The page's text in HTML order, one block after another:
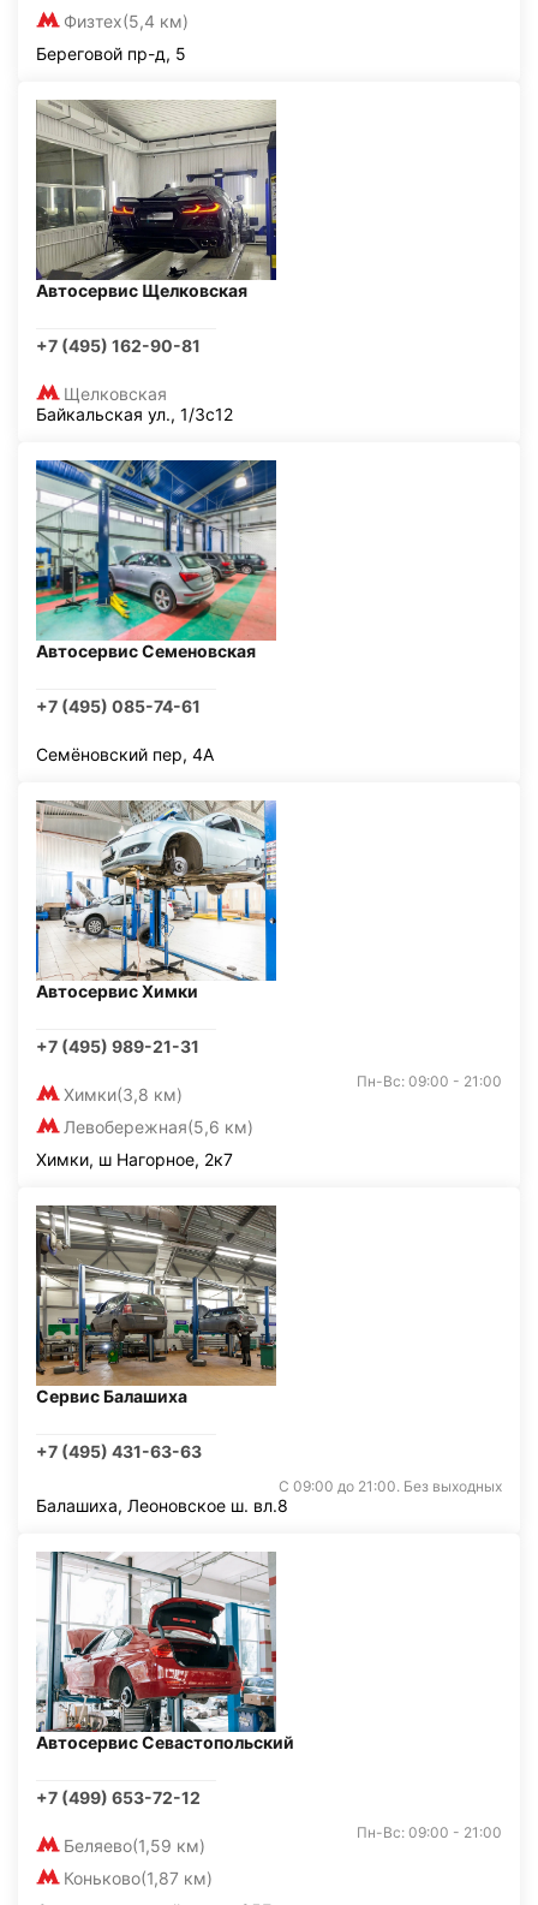
Физтех(5,4 км)
Береговой пр-д, 5
Автосервис Щелковская
+7 (495) 162-90-81
Щелковская
Байкальская ул., 1/3с12
Автосервис Семеновская
+7 (495) 085-74-61
Семёновский пер, 4А
Автосервис Химки
+7 (495) 989-21-31
Химки(3,8 км)
Левобережная(5,6 км)
Пн-Вс: 09:00 - 21:00
Химки, ш Нагорное, 2к7
Сервис Балашиха
+7 (495) 431-63-63
С 09:00 до 21:00. Без выходных
Балашиха, Леоновское ш. вл.8
Автосервис Севастопольский
+7 (499) 653-72-12
Беляево(1,59 км)
Коньково(1,87 км)
Пн-Вс: 09:00 - 21:00